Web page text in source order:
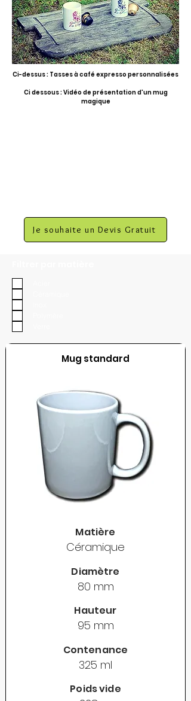
Ci-dessus : Tasses à café expresso personnalisées
Ci dessous : Vidéo de présentation d'un mug
magique
Je souhaite un Devis Gratuit
Mug standard
Matière
Céramique
Diamètre
80 mm
Hauteur
95 mm
Contenance
325 ml
Poids vide